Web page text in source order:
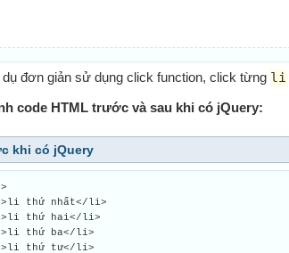
đơn giản sử dụng click function, click từng li
code HTML trước và sau khi có jQuery:
khi có jQuery
thứ nhất</li>
thứ hai</li>
thứ ba</li>
thứ tư</li>